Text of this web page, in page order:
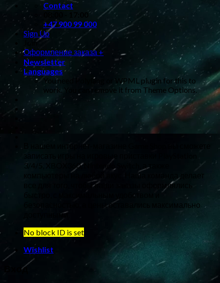
Contact
+47 900 99 000
Sign Up
Join
Оформление заказа +
Newsletter
Languages
You need Polylang or WPML plugin for this to
work. You can remove it from Theme Options.
В нашем интернет-магазине Game Shop вы сможете
3/4/5, XBOX360, Nintendo Switch, а также
компьютеры на любой вкус. Наша команда делает
все для того, чтобы ваши заказы оформлялись
быстро, с максимальным удобством и
безопасностью, а цены оставались максимально
доступными.
No block ID is set
Wishlist
Вход